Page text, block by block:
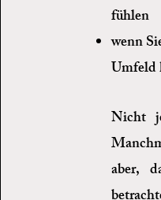
fühlen
wenn
Umfeld
Nicht
aber,